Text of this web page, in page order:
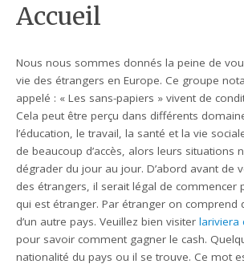
Accueil
Nous nous sommes donnés la peine de
vie des étrangers en Europe. Ce groupe
appelé : « Les sans-papiers » vivent de
Cela peut être perçu dans différents
l’éducation, le travail, la santé et la vie
de beaucoup d’accès, alors leurs situations
dégrader du jour au jour. D’abord avant de
des étrangers, il serait légal de commencer
qui est étranger. Par étranger on comprend
d’un autre pays. Veuillez bien visiterlariviera
pour savoir comment gagner le cash.
nationalité du pays ou il se trouve. Ce mot